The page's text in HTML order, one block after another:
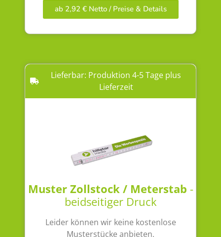
ab 2,92 € Netto / Preise & Details
Lieferbar: Produktion 4-5 Tage plus
Lieferzeit
Muster Zollstock / Meterstab -
beidseitiger Druck
Leider können wir keine kostenlose
Musterstücke anbieten.